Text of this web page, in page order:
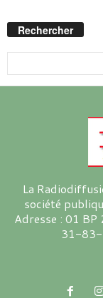
Rechercher
La
société
Adresse : 01
31-